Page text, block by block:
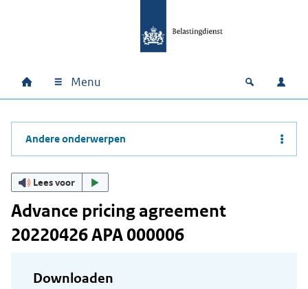
Hoofdnavigatie
Home Menu Open
Andere onderwerpen
Lees voor
Advance pricing agreement
20220426 APA 000006
Downloaden